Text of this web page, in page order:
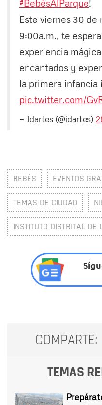
#BebésAlParque!
Este viernes 30 de
9:00a.m., te
experiencia
encantados y
la primera infancia
pic.twitter.com/
— Idartes (@idartes)
BEBÉS EVENTOS
TEMAS DE CIUDAD
INSTITUTO DISTRITAL
COMPARTE:
TEMAS